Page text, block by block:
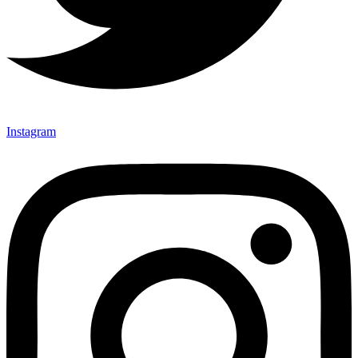
Instagram